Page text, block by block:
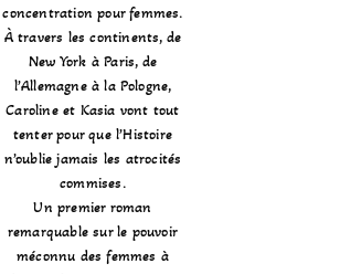
concentration pour femmes.
À travers les continents, de
New York à Paris, de
l’Allemagne à la Pologne,
Caroline et Kasia vont tout
tenter pour que l’Histoire
n’oublie jamais les atrocités
commises.
Un premier roman
remarquable sur le pouvoir
méconnu des femmes à